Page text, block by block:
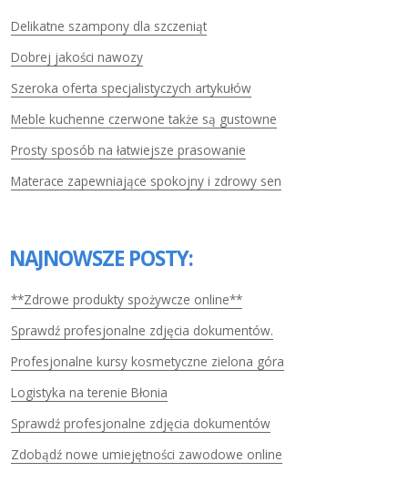
Delikatne szampony dla szczeniąt
Dobrej jakości nawozy
Szeroka oferta specjalistyczych artykułów
Meble kuchenne czerwone także są gustowne
Prosty sposób na łatwiejsze prasowanie
Materace zapewniające spokojny i zdrowy sen
NAJNOWSZE POSTY:
**Zdrowe produkty spożywcze online**
Sprawdź profesjonalne zdjęcia dokumentów.
Profesjonalne kursy kosmetyczne zielona góra
Logistyka na terenie Błonia
Sprawdź profesjonalne zdjęcia dokumentów
Zdobądź nowe umiejętności zawodowe online